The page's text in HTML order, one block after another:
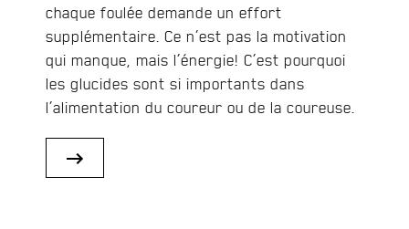
chaque foulée demande un effort
supplémentaire. Ce n’est pas la motivation
qui manque, mais l’énergie! C’est pourquoi
les glucides sont si importants dans
l’alimentation du coureur ou de la coureuse.